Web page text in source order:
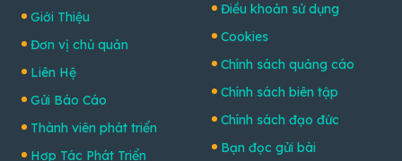
Giới Thiệu
Đơn vị chủ quản
Liên Hệ
Gửi Báo Cáo
Thành viên phát triển
Hợp Tác Phát Triển
Điều khoản sử dụng
Cookies
Chính sách quảng cáo
Chính sách biên tập
Chính sách đạo đức
Bạn đọc gửi bài